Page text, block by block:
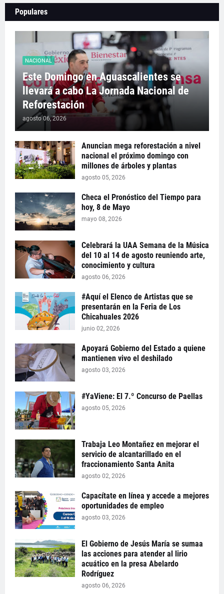
Populares
NACIONAL
Este Domingo en Aguascalientes se
llevará a cabo La Jornada Nacional de
Reforestación
agosto 06, 2026
Anuncian mega reforestación a nivel
nacional el próximo domingo con
millones de árboles y plantas
agosto 05, 2026
Checa el Pronóstico del Tiempo para
hoy, 8 de Mayo
mayo 08, 2026
Celebrará la UAA Semana de la Música
del 10 al 14 de agosto reuniendo arte,
conocimiento y cultura
agosto 06, 2026
#Aquí el Elenco de Artistas que se
presentarán en la Feria de Los
Chicahuales 2026
junio 02, 2026
Apoyará Gobierno del Estado a quiene
mantienen vivo el deshilado
agosto 03, 2026
#YaViene: El 7.º Concurso de Paellas
agosto 05, 2026
Trabaja Leo Montañez en mejorar el
servicio de alcantarillado en el
fraccionamiento Santa Anita
agosto 02, 2026
Capacítate en línea y accede a mejores
oportunidades de empleo
agosto 03, 2026
El Gobierno de Jesús María se sumaa
las acciones para atender al lirio
acuático en la presa Abelardo
Rodríguez
agosto 06, 2026